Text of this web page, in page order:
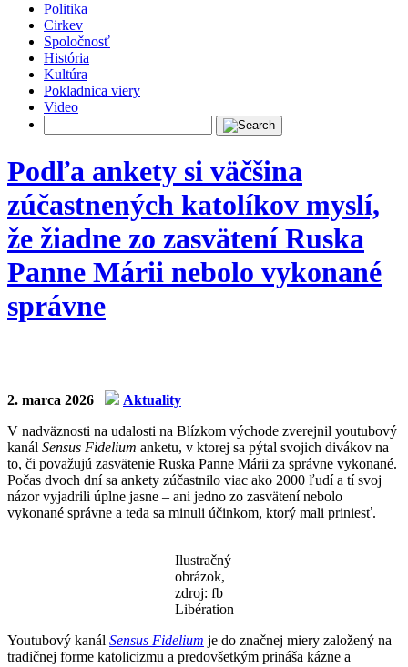
Politika
Cirkev
Spoločnosť
História
Kultúra
Pokladnica viery
Video
Podľa ankety si väčšina
zúčastnených katolíkov myslí,
že žiadne zo zasvätení Ruska
Panne Márii nebolo vykonané
správne
2. marca 2026
Aktuality
V nadväznosti na udalosti na Blízkom východe zverejnil youtubový
kanál Sensus Fidelium anketu, v ktorej sa pýtal svojich divákov na
to, či považujú zasvätenie Ruska Panne Márii za správne vykonané.
Počas dvoch dní sa ankety zúčastnilo viac ako 2000 ľudí a tí svoj
názor vyjadrili úplne jasne – ani jedno zo zasvätení nebolo
vykonané správne a teda sa minuli účinkom, ktorý mali priniesť.
Ilustračný
obrázok,
zdroj: fb
Libération
Youtubový kanál Sensus Fidelium je do značnej miery založený na
tradičnej forme katolicizmu a predovšetkým prináša kázne a